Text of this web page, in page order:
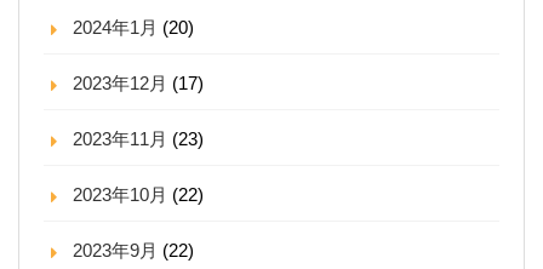
2024年1月 (20)
2023年12月 (17)
2023年11月 (23)
2023年10月 (22)
2023年9月 (22)